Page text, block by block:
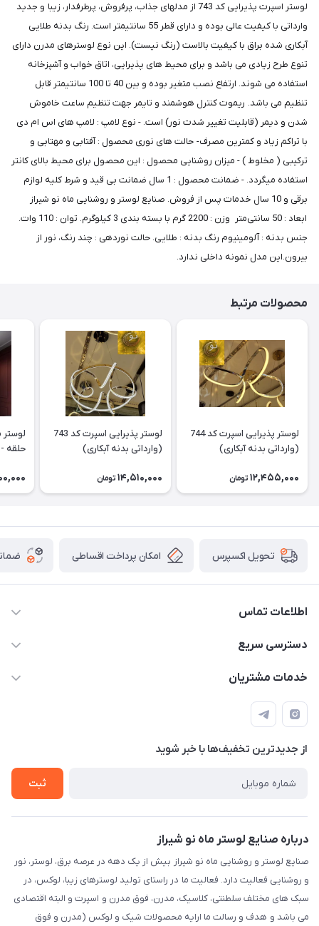
لوستر اسپرت پذیرایی کد 743 از مدلهای جذاب، پرفروش، پرطرفدار، زیبا و جدید
وارداتی با کیفیت عالی بوده و دارای قطر 55 سانتیمتر است. رنگ بدنه طلایی
آبکاری شده براق با کیفیت بالاست (رنگ نیست). این نوع لوسترهای مدرن دارای
تنوع طرح زیادی می باشد و برای محیط های پذیرایی، اتاق خواب و آشپزخانه
استفاده می شوند. ارتفاع نصب متغیر بوده و بین 40 تا 100 سانتیمتر قابل
تنظیم می باشد. ریموت کنترل هوشمند و تایمر جهت تنظیم ساعت خاموش
شدن و دیمر (قابلیت تغییر شدت نور) است. - نوع لامپ : لامپ های اس ام دی
با تراکم زیاد و کمترین مصرف- حالت های نوری محصول : آفتابی و مهتابی و
ترکیبی ( مخلوط ) - میزان روشنایی محصول : این محصول برای محیط بالای کانتر
استفاده میگردد. - ضمانت محصول : 1 سال ضمانت بی قید و شرط کلیه لوازم
برقی و 10 سال خدمات پس از فروش. صنایع لوستر و روشنایی ماه نو شیراز
ابعاد : 50 سانتی‌متر وزن : 2200 گرم با بسته بندی 3 کیلوگرم. توان : 110 وات.
جنس بدنه : آلومینیوم رنگ بدنه : طلایی. حالت نوردهی : چند رنگ، نور از
بیرون.این مدل نمونه داخلی ندارد.
محصولات مرتبط
لوستر پذیرایی اسپرت کد 744
(وارداتی بدنه آبکاری)
12,455,000 تومان
لوستر پذیرایی اسپرت کد 743
(وارداتی بدنه آبکاری)
14,510,000 تومان
حلقه -
تحویل اکسپرس امکان پرداخت اقساطی
اطلاعات تماس
09171115348
طبقه همکف واحد 131
دسترسی سریع
مجله فروشگاه
درباره ما
تماس با ما
خدمات مشتریان
قوانین و مقررات
حریم خصوصی
راهنما
از جدید‌ترین تخفیف‌ها با‌ خبر شوید
ثبت
درباره صنایع لوستر ماه نو شیراز
صنایع لوستر و روشنایی ماه نو شیراز بیش از یک دهه در عرصه برق، لوستر، نور
و روشنایی فعالیت دارد. فعالیت ما در راستای تولید لوسترهای زیبا، لوکس، در
سبک های مختلف سلطنتی، کلاسیک، مدرن، فوق مدرن و اسپرت و البته اقتصادی
می باشد و هدف و رسالت ما ارایه محصولات شیک و لوکس (مدرن و فوق